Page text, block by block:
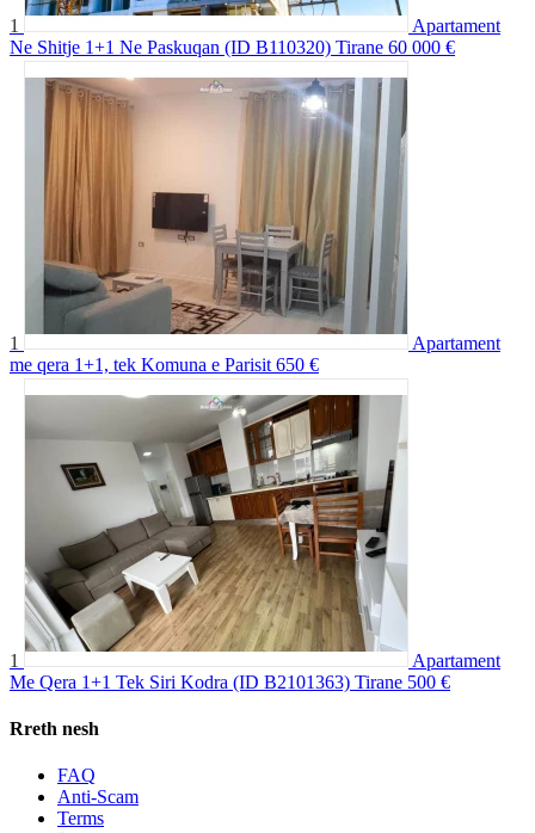
1
Apartament
Ne Shitje 1+1 Ne Paskuqan (ID B110320) Tirane 60 000 €
1
Apartament
me qera 1+1, tek Komuna e Parisit 650 €
1
Apartament
Me Qera 1+1 Tek Siri Kodra (ID B2101363) Tirane 500 €
Rreth nesh
FAQ
Anti-Scam
Terms